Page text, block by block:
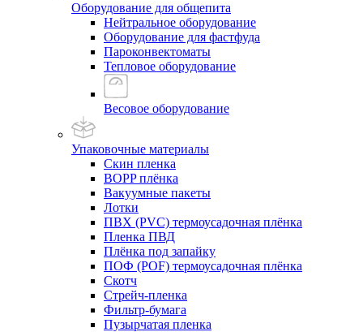
Оборудование для общепита
Нейтральное оборудование
Оборудование для фастфуда
Пароконвектоматы
Тепловое оборудование
Весовое оборудование
Упаковочные материалы
Скин пленка
BOPP плёнка
Вакуумные пакеты
Лотки
ПВХ (PVC) термоусадочная плёнка
Пленка ПВД
Плёнка под запайку
ПОФ (POF) термоусадочная плёнка
Скотч
Стрейч-пленка
Фильтр-бумага
Пузырчатая пленка